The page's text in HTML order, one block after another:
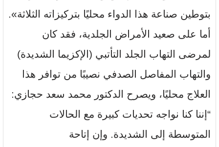
بتوطين صناعة هذا الدواء محليًا بتركيزاته الثلاثة».
أما على صعيد الأمراض الجلدية، فقد كان
لمرضى التهاب الجلد التأتبي (الإكزيما الشديدة)
والتهاب المفاصل الصدفي نصيبًا من توافر هذا
العلاج محليًا، ويصرح الدكتور محمد سعد حجازي:
“إننا كنا نواجه تحديات كبيرة مع الحالات
المتوسطة إلى الشديدة. وإن إتاحة